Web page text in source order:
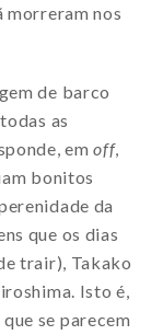
morreram nos
de barco
as
emoff,
bonitos
da
que os dias
trair), Takako
Isto é,
se parecem